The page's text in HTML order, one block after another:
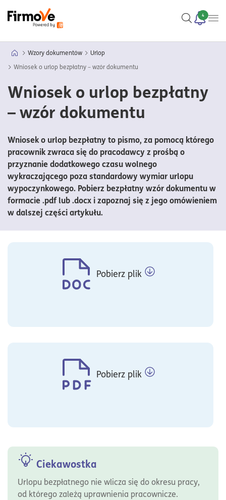
4
Wzory dokumentów
Urlop
Wniosek o urlop bezpłatny – wzór dokumentu
Wniosek o urlop bezpłatny
– wzór dokumentu
Wniosek o urlop bezpłatny to pismo, za pomocą którego
pracownik zwraca się do pracodawcy z prośbą o
przyznanie dodatkowego czasu wolnego
wykraczającego poza standardowy wymiar urlopu
wypoczynkowego. Pobierz bezpłatny wzór dokumentu w
formacie .pdf lub .docx i zapoznaj się z jego omówieniem
w dalszej części artykułu.
Pobierz plik
Pobierz plik
Ciekawostka
Urlopu bezpłatnego nie wlicza się do okresu pracy,
od którego zależą uprawnienia pracownicze.